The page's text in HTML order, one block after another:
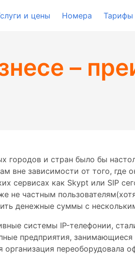
и цены Номера Тарифы
–
и стран было бы
вне зависимости от того, где
сервисах как Skypt или SIP
не частным
денежные суммы с
системы IP-телефонии,
предприятия,
переоборудовала